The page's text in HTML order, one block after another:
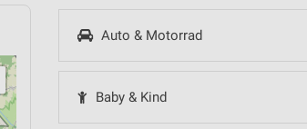
Auto & Motorrad
Baby & Kind